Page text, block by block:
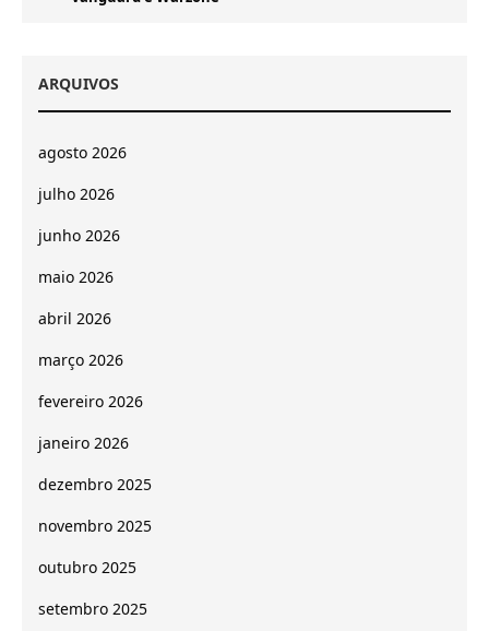
ARQUIVOS
agosto 2026
julho 2026
junho 2026
maio 2026
abril 2026
março 2026
fevereiro 2026
janeiro 2026
dezembro 2025
novembro 2025
outubro 2025
setembro 2025